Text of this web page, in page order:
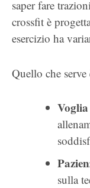
saper fare
crossfit è
esercizio ha
Quello che serve
sulla